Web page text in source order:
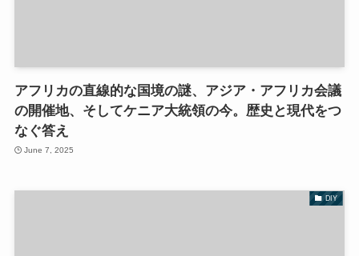
アフリカの直線的な国境の謎、アジア・アフリカ会議
の開催地、そしてケニア大統領の今。歴史と現代をつ
なぐ答え
June 7, 2025
DIY